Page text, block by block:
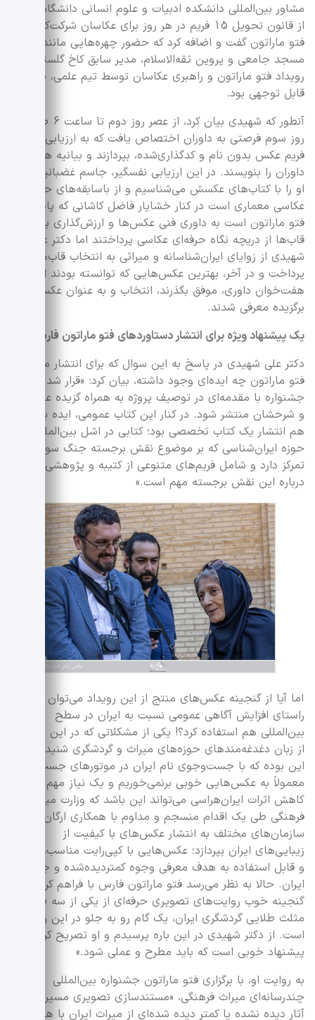
مشاور بین‌المللی دانشکده ادبیات و علوم انسانی دانشگاه تهران
از قانون تحویل 15 فریم در هر روز برای عکاسان شرکت‌کننده در
فتو ماراتون گفت و اضافه کرد که حضور چهره‌هایی مانند احمد
مسجد جامعی و پروین ثقه‌الاسلام، مدیر سابق کاخ گلستان در
رویداد فتو ماراتون و راهبری عکاسان توسط تیم علمی، نکته
قابل توجهی بود.
آنطور که شهیدی بیان کرد، از عصر روز دوم تا ساعت 6 صبح
فریم عکس بدون نام و کدگذاری‌شده، بپردازند و بیانیه هیات
داوران را بنویسند. در این ارزیابی نفسگیر، جاسم غضبانپور که
او را با کتاب‌های عکسش می‌شناسیم و از باسابقه‌های حوزه
عکاسی معماری است در کنار خشایار فاضل کاشانی که پایه‌گذار
فتو ماراتون است به داوری فنی عکس‌ها و ارزش‌گذاری بر
قاب‌ها از دریچه نگاه حرفه‌ای عکاسی پرداختند اما دکتر علی
شهیدی از زوایای ایران‌شناسانه و میراثی به انتخاب قاب‌ها
پرداخت و در آخر، بهترین عکس‌هایی که توانسته بودند از
هفت‌خوان داوری، موفق بگذرند، انتخاب و به عنوان عکس‌های
برگزیده معرفی شدند.
یک پیشنهاد ویژه برای انتشار دستاوردهای فتو ماراتون فارس
دکتر علی شهیدی در پاسخ به این سوال که برای انتشار ماحصل
فتو ماراتون چه ایده‌ای وجود داشته، بیان کرد: «قرار شد کتاب
جشنواره با مقدمه‌ای در توصیف پروژه به همراه گزیده عکس‌ها
و شرحشان منتشر شود. در کنار این کتاب عمومی، ایده بعدی
هم انتشار یک کتاب تخصصی بود؛ کتابی در اشل بین‌المللی در
حوزه ایران‌شناسی که بر موضوع نقش برجسته جنگ سواران
تمرکز دارد و شامل فریم‌های متنوعی از کتیبه و پژوهشی نو
درباره این نقش برجسته مهم است.»
اما آیا از گنجینه عکس‌های منتج از این رویداد می‌توان در
راستای افزایش آگاهی عمومی نسبت به ایران در سطح
بین‌المللی هم استفاده کرد؟! یکی از مشکلاتی که در این سال‌ها
از زبان دغدغه‌مندهای حوزه‌های میراث و گردشگری شنیده‌ایم،
این بوده که با جست‌وجوی نام ایران در موتورهای جست‌وجو
معمولاً به عکس‌هایی خوبی برنمی‌خوریم و یک نیاز مهم برای
کاهش اثرات ایران‌هراسی می‌تواند این باشد که وزارت میراث
فرهنگی طی یک اقدام منسجم و مداوم با همکاری ارگان‌ها و
سازمان‌های مختلف به انتشار عکس‌های با کیفیت از
زیبایی‌های ایران بپردازد؛ عکس‌‎هایی با کپی‌رایت مناسب، رایگان
و قابل استفاده به هدف معرفی وجوه کمتردیده‌شده و جذاب
ایران. حالا به نظر می‌رسد فتو ماراتون فارس با فراهم کردن
گنجینه خوب روایت‌های تصویری حرفه‌ای از یکی از سه ضلع
مثلث طلایی گردشگری ایران، یک گام رو به جلو در این راستا
است. از دکتر شهیدی در این باره پرسیدم و او تصریح کرد: «بله
پیشنهاد خوبی است که باید مطرح و عملی شود.»
به روایت او، با برگزاری فتو ماراتون جشنواره بین‌المللی
چندرسانه‌ای میراث فرهنگی، «مستندسازی تصویری مسیرها و
آثار دیده نشده یا کمتر دیده شده‌ای از میراث ایران با هدف